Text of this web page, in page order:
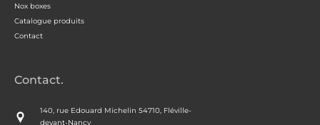
Nox boxes
Catalogue produits
Contact
Contact.
140, rue Edouard Michelin 54710, Fléville-
devant-Nancy